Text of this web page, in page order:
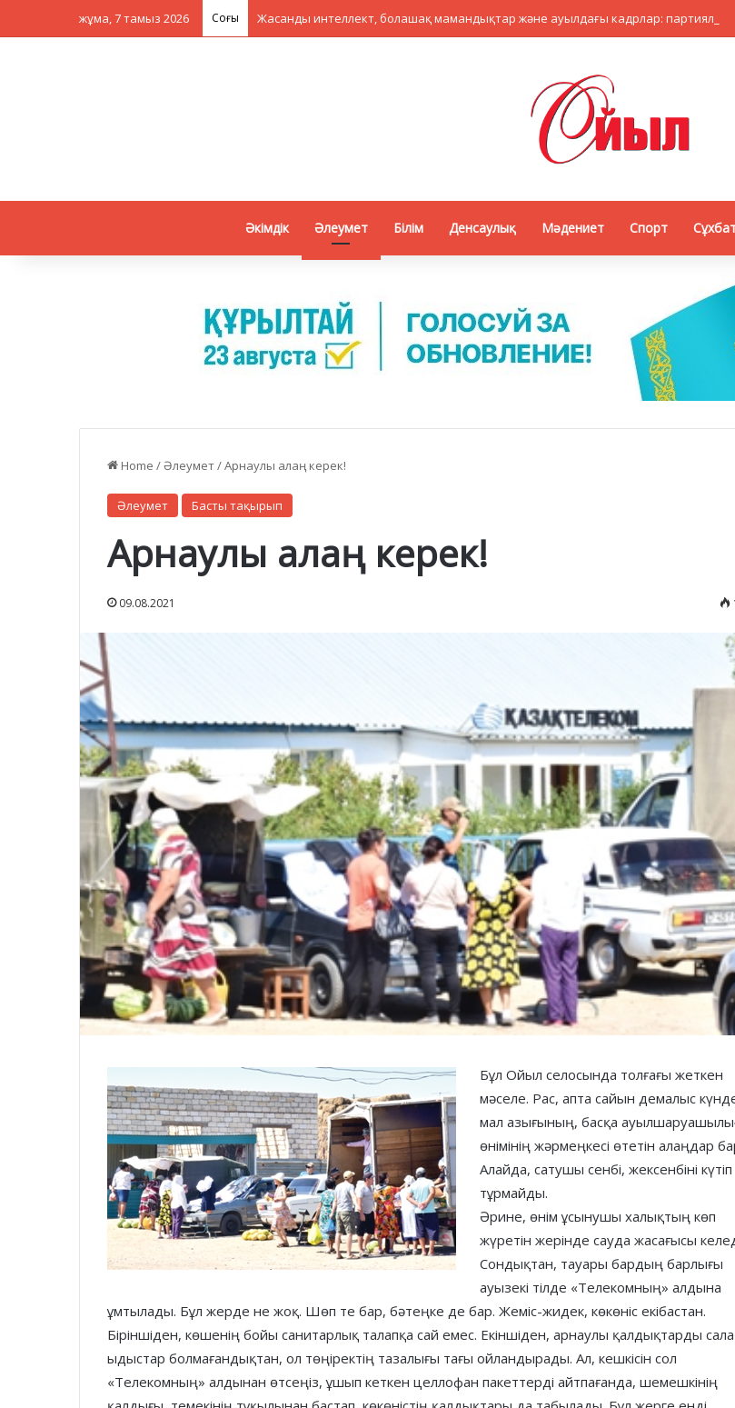
жұма, 7 тамыз 2026 Соңғы
Әкімдік Әлеумет Білім Денсаулық Мәдениет Спорт
Home /Әлеумет/Арнаулы алаң керек!
Әлеумет Басты тақырып
Арнаулы алаң керек!
09.08.2021
Бұл Ойыл селосында толғағы жеткен
мәселе. Рас, апта сайын демалыс
мал азығының, басқа
өнімінің жәрмеңкесі өтетін алаңдар
Алайда, сатушы сенбі, жексенбіні күтіп
тұрмайды.
Әрине, өнім ұсынушы халықтың көп
жүретін жерінде сауда жасағысы
Сондықтан, тауары бардың барлығы
ауызекі тілде «Телекомның» алдына
ұмтылады. Бұл жерде не жоқ. Шөп те бар, бәтеңке де бар. Жеміс-жидек, көкөніс екібастан.
Біріншіден, көшенің бойы санитарлық талапқа сай емес. Екіншіден, арнаулы қалдықтарды
ыдыстар болмағандықтан, ол төңіректің тазалығы тағы ойландырады. Ал, кешкісін сол
«Телекомның» алдынан өтсеңіз, ұшып кеткен целлофан пакеттерді айтпағанда, шемешкінің